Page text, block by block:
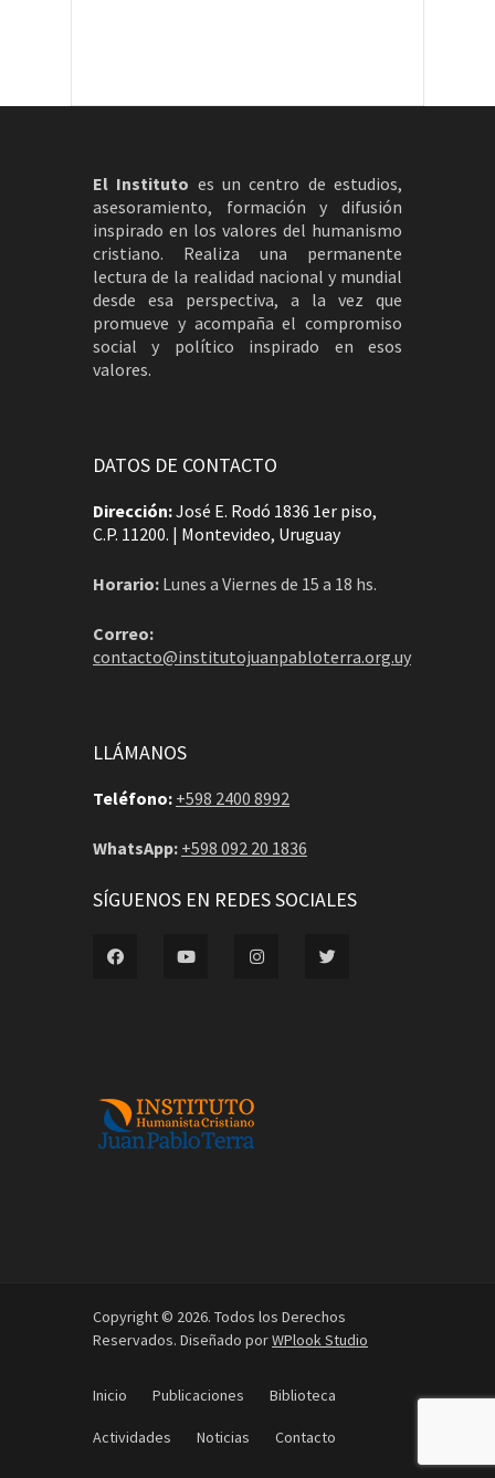
El Instituto es un centro de estudios,
asesoramiento, formación y difusión
inspirado en los valores del humanismo
cristiano. Realiza una permanente
lectura de la realidad nacional y mundial
desde esa perspectiva, a la vez que
promueve y acompaña el compromiso
social y político inspirado en esos
valores.
DATOS DE CONTACTO
Dirección:José E. Rodó 1836 1er piso,
C.P. 11200. | Montevideo, Uruguay
Horario: Lunes a Viernes de 15 a 18 hs.
Correo:
contacto@institutojuanpabloterra.org.uy
LLÁMANOS
Teléfono: +598 2400 8992
WhatsApp: +598 092 20 1836
SÍGUENOS EN REDES SOCIALES
Copyright © 2026. Todos los Derechos
Reservados. Diseñado porWPlook Studio
Inicio Publicaciones Biblioteca
Actividades Noticias Contacto